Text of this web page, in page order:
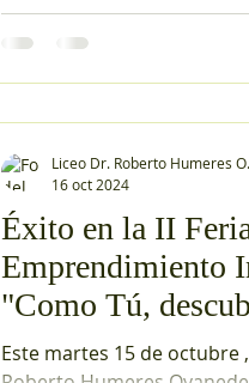
Oyaneder (LRH), San Felipe realizó una valiosa
jornada formativa dirigida
la sala de reuniones del
estuvo a cargo de
Universidad de Valparaíso ,
desarrollaron contenidos
habilidades superiores del
Éxito en la II
Emprendimiento
"Como Tú,
emprendedor que
Este martes 15 de octubre
Liceo Dr. Roberto Humeres O.
16 oct 2024